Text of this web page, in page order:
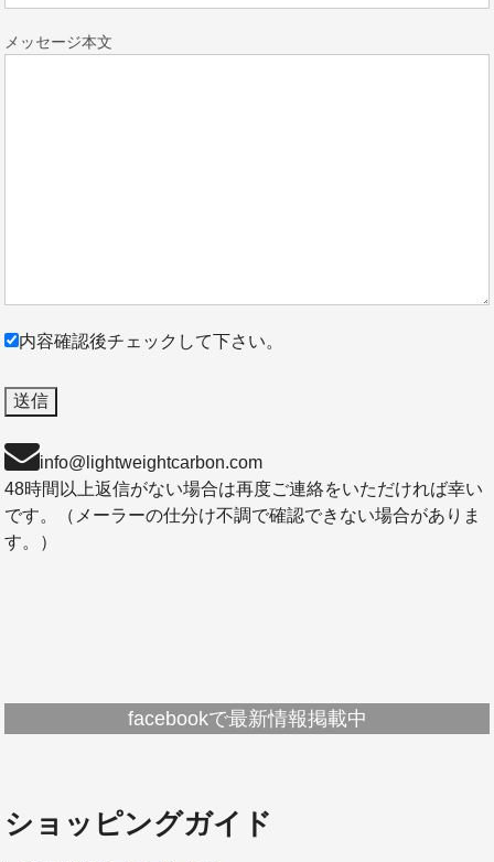
メッセージ本文
内容確認後チェックして下さい。
info@lightweightcarbon.com
48時間以上返信がない場合は再度ご連絡をいただければ幸い
です。（メーラーの仕分け不調で確認できない場合がありま
す。）
facebookで最新情報掲載中
ショッピングガイド